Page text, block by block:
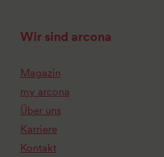
Wir sind arcona
Magazin
my arcona
Über uns
Karriere
Kontakt